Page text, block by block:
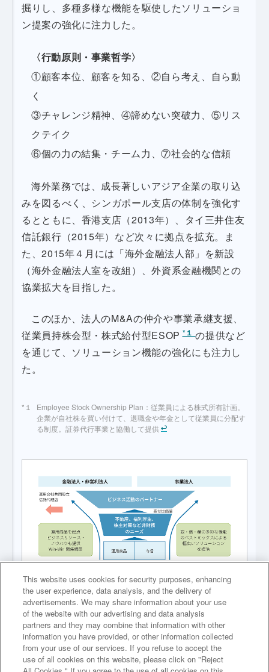
掘りし、多種多様な機能を駆使したソリューショ
ン提案の強化に注力した。
〈行動原則・事業哲学〉
①顧客本位、顧客を知る、②自ら考え、自ら動
く
③チャレンジ精神、④諦めない突破力、⑤リス
クテイク
⑥個の力の結集・チーム力、⑦社会的な信頼
海外業務では、成長著しいアジア企業の取り込
みを図るべく、シンガポール支店の体制を強化す
るとともに、香港支店（2013年）、タイ三井住友
信託銀行（2015年）など次々に拠点を拡充。ま
た、2015年４月には「海外金融法人部」を新設
（海外金融法人室を改組）、外資系金融機関との
協業拡大を目指した。
このほか、法人のM&Aの仲介や事業承継支援、
従業員持株会型・株式給付型ESOP *１ の提供など
を通じて、ソリューション機能の強化にも注力し
た。
Employee Stock Ownership Plan：従業員による株式所有計画。
企業が自社株を買い付けて、退職金や年金として従業員に分配す
る制度。証券代行事業と協働して提供
法人向け事業の全体像
This website uses cookies for security purposes, enhancing
the user experience, data analysis, and the delivery of
advertisements. We may share information about your use
of the website with our advertising and data analysis
partners and they may combine that information with other
information you have provided, or other information collected
from your use of our services. If you refuse to accept the
use of all cookies on this website, please click on "Reject